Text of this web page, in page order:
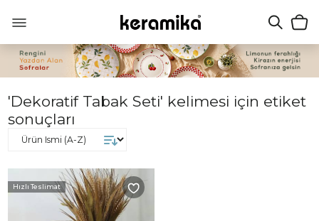
'Dekoratif Tabak Seti' kelimesi için etiket
sonuçları
Hızlı Teslimat